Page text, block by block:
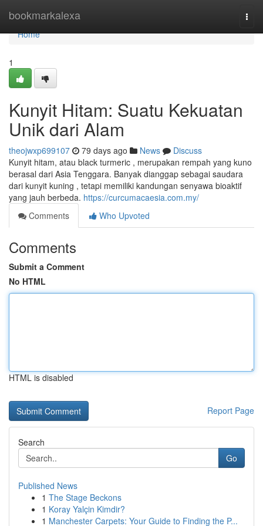
bookmarkalexa
Home
Home
1
Kunyit Hitam: Suatu Kekuatan
Unik dari Alam
theojwxp699107 79 days ago News
Discuss
Kunyit hitam, atau black turmeric , merupakan rempah yang kuno
berasal dari Asia Tenggara. Banyak dianggap sebagai saudara
dari kunyit kuning , tetapi memiliki kandungan senyawa bioaktif
yang jauh berbeda. https://curcumacaesia.com.my/
Comments
Who Upvoted
Comments
Submit a Comment
No HTML
HTML is disabled
Report Page
Search
Go
Published News
1 The Stage Beckons
1 Koray Yalçin Kimdir?
1 Manchester Carpets: Your Guide to Finding the P...